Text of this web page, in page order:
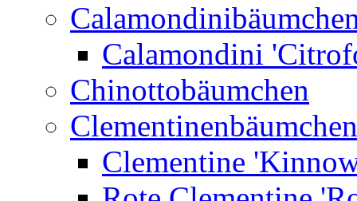
Calamondini
Chinottobäumchen
Clementinenbäumchen
Clementine